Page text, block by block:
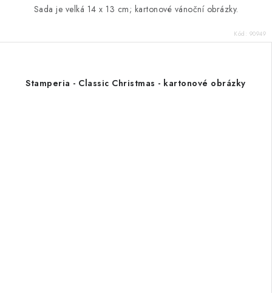
Sada je velká 14 x 13 cm; kartonové vánoční obrázky.
Kód: 90949
Stamperia - Classic Christmas - kartonové obrázky